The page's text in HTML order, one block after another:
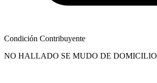
Condición Contribuyente
NO HALLADO SE MUDO DE DOMICILIO